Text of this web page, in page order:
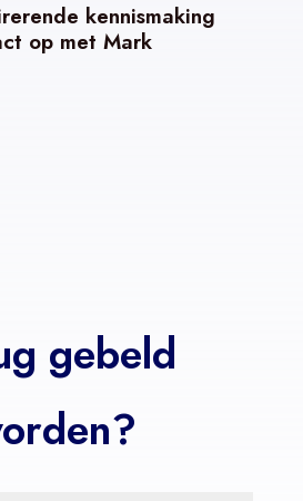
kennismaking
op met Mark
gebeld